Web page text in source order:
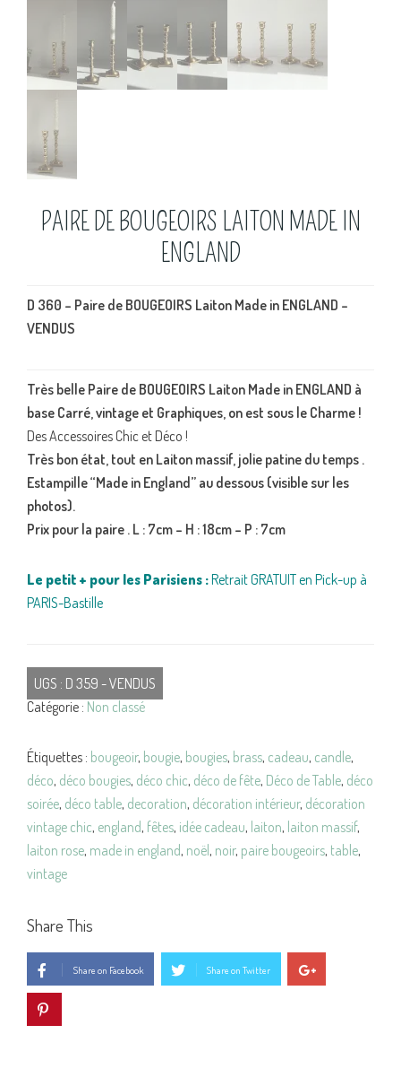
PAIRE DE BOUGEOIRS LAITON MADE IN
ENGLAND
D 360 – Paire de BOUGEOIRS Laiton Made in ENGLAND –
VENDUS
Très belle Paire de BOUGEOIRS Laiton Made in ENGLAND à
base Carré, vintage et Graphiques, on est sous le Charme !
Des Accessoires Chic et Déco !
Très bon état, tout en Laiton massif, jolie patine du temps .
Estampille “Made in England” au dessous (visible sur les
photos).
Prix pour la paire . L : 7cm – H : 18cm – P : 7cm
Le petit + pour les Parisiens :Retrait GRATUIT en Pick-up à
PARIS-Bastille
UGS : D 359 - VENDUS
Catégorie : Non classé
Étiquettes : bougeoir, bougie, bougies, brass, cadeau, candle,
déco, déco bougies, déco chic, déco de fête, Déco de Table, déco
soirée, déco table, decoration, décoration intérieur, décoration
vintage chic, england, fêtes, idée cadeau, laiton, laiton massif,
laiton rose, made in england, noël, noir, paire bougeoirs, table,
vintage
Share This
Share on Facebook Share on Twitter